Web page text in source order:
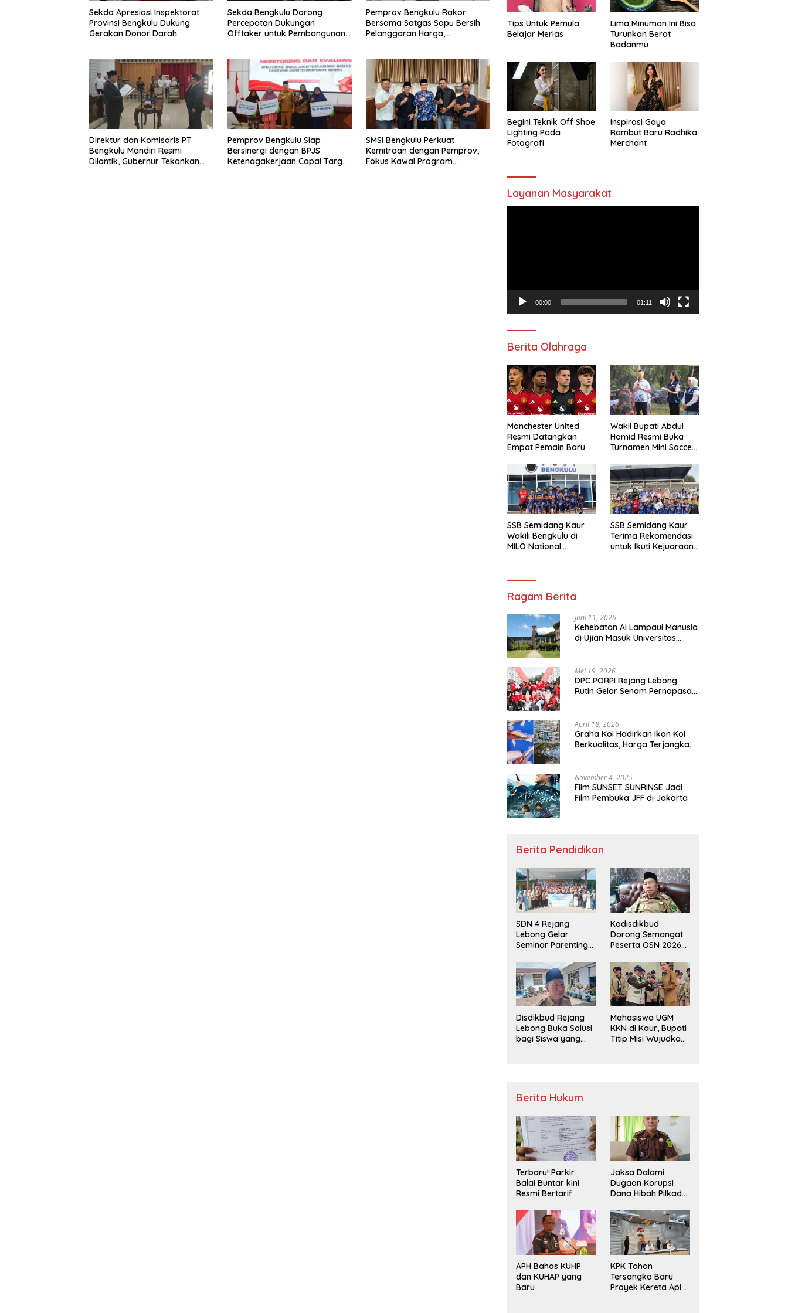
Sekda Apresiasi Inspektorat
Provinsi Bengkulu Dukung
Gerakan Donor Darah
Sekda Bengkulu Dorong
Percepatan Dukungan
Offtaker untuk Pembangunan
Pemprov Bengkulu Rakor
Bersama Satgas Sapu Bersih
Pelanggaran Harga,
Sorotan
Direktur dan Komisaris PT
Bengkulu Mandiri Resmi
Dilantik, Gubernur Tekankan
Pemprov Bengkulu Siap
Bersinergi dengan BPJS
Ketenagakerjaan Capai Target
SMSI Bengkulu Perkuat
Kemitraan dengan Pemprov,
Fokus Kawal Program
Tips Untuk Pemula
Belajar Merias
Lima Minuman Ini Bisa
Turunkan Berat
Badanmu
Begini Teknik Off Shoe
Lighting Pada
Fotografi
Inspirasi Gaya
Rambut Baru Radhika
Merchant
Layanan Masyarakat
00:00 01:11
Berita Olahraga
Manchester United
Resmi Datangkan
Empat Pemain Baru
Wakil Bupati Abdul
Hamid Resmi Buka
Turnamen Mini Soccer
SSB Semidang Kaur
Wakili Bengkulu di
MILO National
SSB Semidang Kaur
Terima Rekomendasi
untuk Ikuti Kejuaraan
Ragam Berita
Juni 11, 2026
Kehebatan AI Lampaui Manusia
di Ujian Masuk Universitas
Mei 19, 2026
DPC PORPI Rejang Lebong
Rutin Gelar Senam Pernapasan
April 18, 2026
Graha Koi Hadirkan Ikan Koi
Berkualitas, Harga Terjangkau
November 4, 2025
Film SUNSET SUNRINSE Jadi
Film Pembuka JFF di Jakarta
Berita Pendidikan
SDN 4 Rejang
Lebong Gelar
Seminar Parenting
Bullying,
Kadisdikbud: Patut
Jadi Contoh
Kadisdikbud
Dorong Semangat
Peserta OSN 2026
Disdikbud Rejang
Lebong Buka Solusi
bagi Siswa yang
Mahasiswa UGM
KKN di Kaur, Bupati
Titip Misi Wujudkan
Berita Hukum
Terbaru! Parkir
Balai Buntar kini
Resmi Bertarif
Jaksa Dalami
Dugaan Korupsi
Dana Hibah Pilkada
Kaur
APH Bahas KUHP
dan KUHAP yang
Baru
KPK Tahan
Tersangka Baru
Proyek Kereta Api